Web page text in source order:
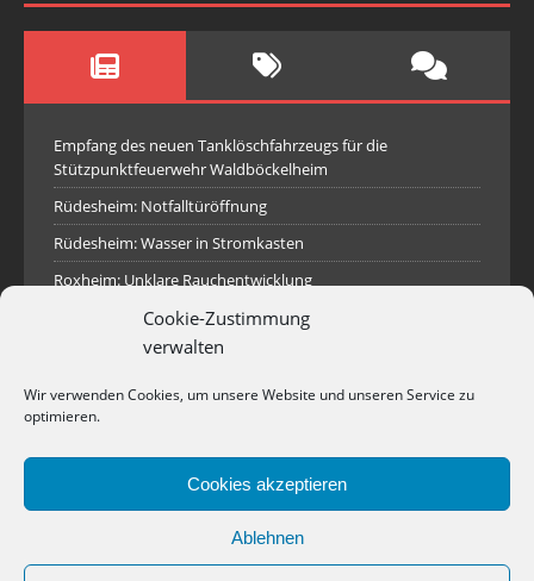
Cookie-Zustimmung
verwalten
Wir verwenden Cookies, um unsere Website und unseren Service zu
optimieren.
Cookies akzeptieren
Ablehnen
Empfang des neuen Tanklöschfahrzeugs für die
Stützpunktfeuerwehr Waldböckelheim
Rüdesheim: Notfalltüröffnung
Rüdesheim: Wasser in Stromkasten
Roxheim: Unklare Rauchentwicklung
Sprendlingen: Überörtliche Hilfe bei Industriebrand in
Sprendlingen
Rüdesheim: Aufgerissener Dieseltank
Industriepark Pferdsfeld: Brand eines Holzpolter